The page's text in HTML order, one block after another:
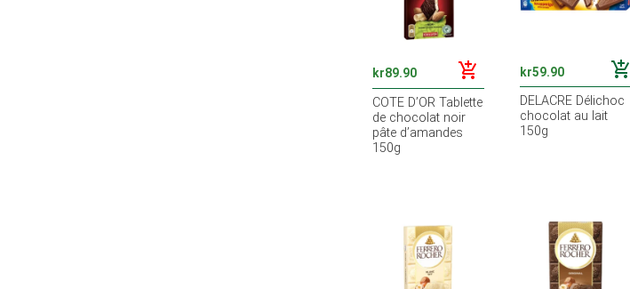
kr89.90 add_shopping_cart
COTE D’OR Tablette
de chocolat noir
pâte d’amandes
150g
kr59.90 add_shopping_cart
DELACRE Délichoc
chocolat au lait
150g